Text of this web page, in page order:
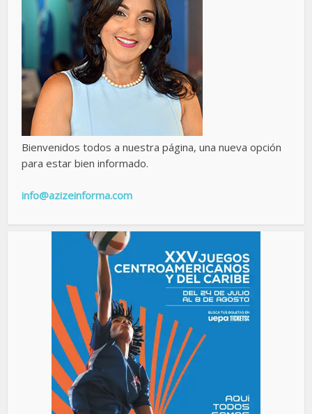
Bienvenidos todos a nuestra página, una nueva opción
para estar bien informado.
info@azizeinforma.com